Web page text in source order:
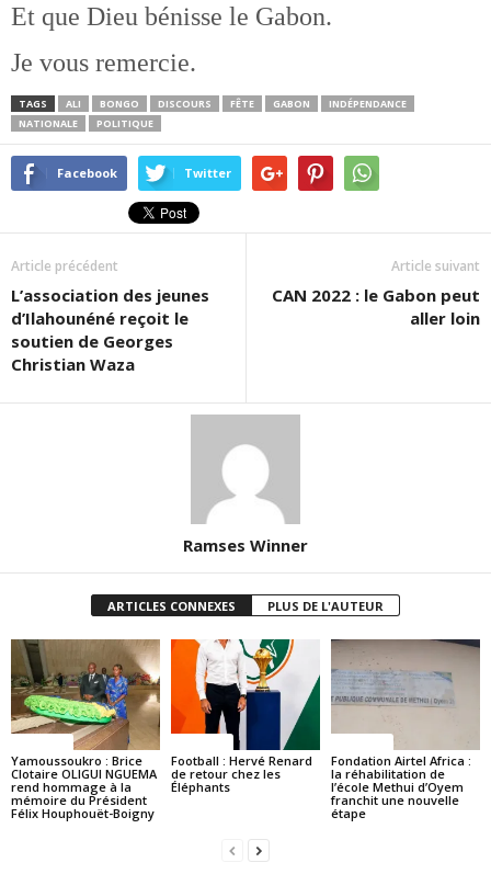
Et que Dieu bénisse le Gabon.
Je vous remercie.
TAGS ALI BONGO DISCOURS FÊTE GABON
INDÉPENDANCE
NATIONALE
POLITIQUE
Facebook Twitter
Article précédent
L’association des jeunes
d’Ilahounéné reçoit le
soutien de Georges
Christian Waza
Article suivant
CAN 2022 : le Gabon peut
aller loin
Ramses Winner
ARTICLES CONNEXES PLUS DE L'AUTEUR
Yamoussoukro : Brice
Clotaire OLIGUI NGUEMA
rend hommage à la
mémoire du Président
Félix Houphouët-Boigny
Football : Hervé Renard
de retour chez les
Éléphants
Fondation Airtel Africa :
la réhabilitation de
l’école Methui d’Oyem
franchit une nouvelle
étape